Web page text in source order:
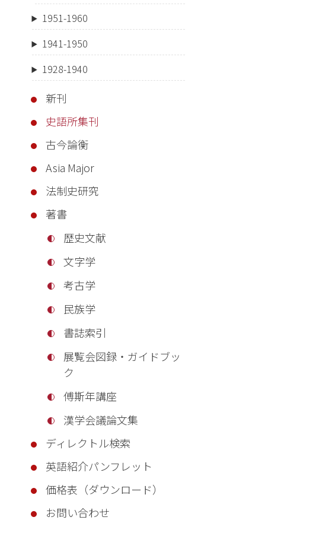
1951-1960
1941-1950
1928-1940
新刊
史語所集刊
古今論衡
Asia Major
法制史研究
著書
歴史文献
文字学
考古学
民族学
書誌索引
展覧会図録・ガイドブッ
ク
傅斯年講座
漢学会議論文集
ディレクトル検索
英語紹介パンフレット
価格表（ダウンロード）
お問い合わせ